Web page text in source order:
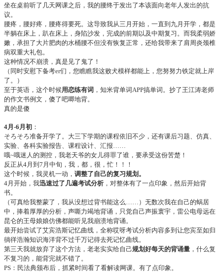
坐在桌前听了几天网课之后，我的腰终于发出了本该面向老年人发出的抗
议。
腰疼，腰好疼，腰疼得要死。这导致我从三月开始，一直到九月开学，都是
半躺在床上，趴在床上，身陷沙发，完成的前期以及中期复习。而我柔弱娇
嫩，承担了大片肥肉的水桶腰不但没有恢复正常，还给我带来了肩周炎颈椎
病双重大礼包。
这种情况不崩溃，真是见了鬼了！
（同时安慰下备考er们，您瞧瞧我这败犬模样都能上，您努努力铁定就上岸
了。）
至于英语，这个时候用恋练有词 ，知米背单词APP搞单词。抄了王江涛老师
的作文书例文，傻了吧唧地背。
真的是傻
4月-6月初 ：
そろそろ准备开学了。大三下学期的课程依旧不少，还有课后习题、仿真、
实验、各科实验报告、课程设计、汇报……
哦~哦迷人的测控，我老天爷的女儿得罪了谁，要承受这份苦楚！
反正从4月到7月中旬，我，都，很，忙！！！
这个时候，我灵机一动， 调整了自己的复习规划。
4月开始，我迅速过了几遍考试分析 ，对整体有了一点印象，然后开始背
书。
（可真给我整蒙了，我从没想过背书能这么……）无数次我在自己的蜗居
中，捧着厚厚的分析，声嘶力竭地背诵，只觉自己声振寰宇，雷公电母远在
昆仑的王母娘娘仿佛都能听见我崩溃地背诵。
最开始尝试了艾宾浩斯记忆曲线，全称哎呀考试分析内容多到让您宾至如归
徜徉浩瀚知识海洋背不过千万记得去死记忆曲线。
第三天我就放弃了这个方法，老老实实给自己规划好每天的背诵量 ，什么复
不复习的，能背完就不错了。
PS：民法典颁布后，抓紧时间看了看解读网课。有了点印象。